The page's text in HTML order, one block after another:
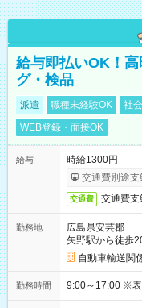
給与即払いOK！
グ・検品
派遣 職種未経験OK 社
WEB登録・面接OK
給与
時給1300円
交通費別途支
交通費 交通費支
勤務地
広島県安芸郡
矢野駅から徒歩
自動車輸送関
勤務時間 9:00